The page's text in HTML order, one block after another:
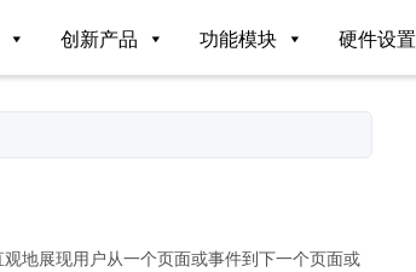
创新产品 功能模块 硬件设置
地展现用户从一个页面或事件到下一个页面或